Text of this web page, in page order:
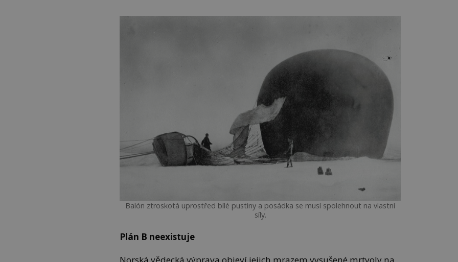
Balón ztroskotá uprostřed bílé pustiny a posádka se musí spolehnout na vlastní
síly.
Plán B neexistuje